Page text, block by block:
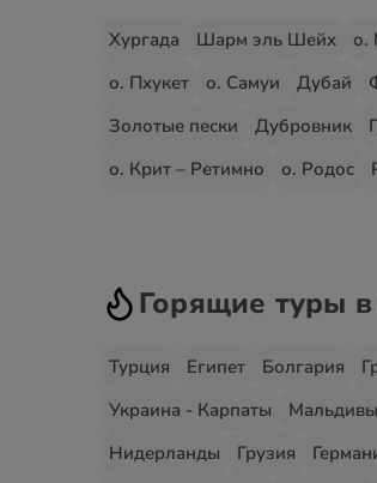
Хургада Шарм эль Шейх о.
о. Пхукет
о. Самуи Дубай
Золотые пески
Дубровник
о. Крит – Ретимно
о. Родос
Горящие туры
Турция Египет Болгария
Украина - Карпаты
Мальдивы
Нидерланды
Грузия